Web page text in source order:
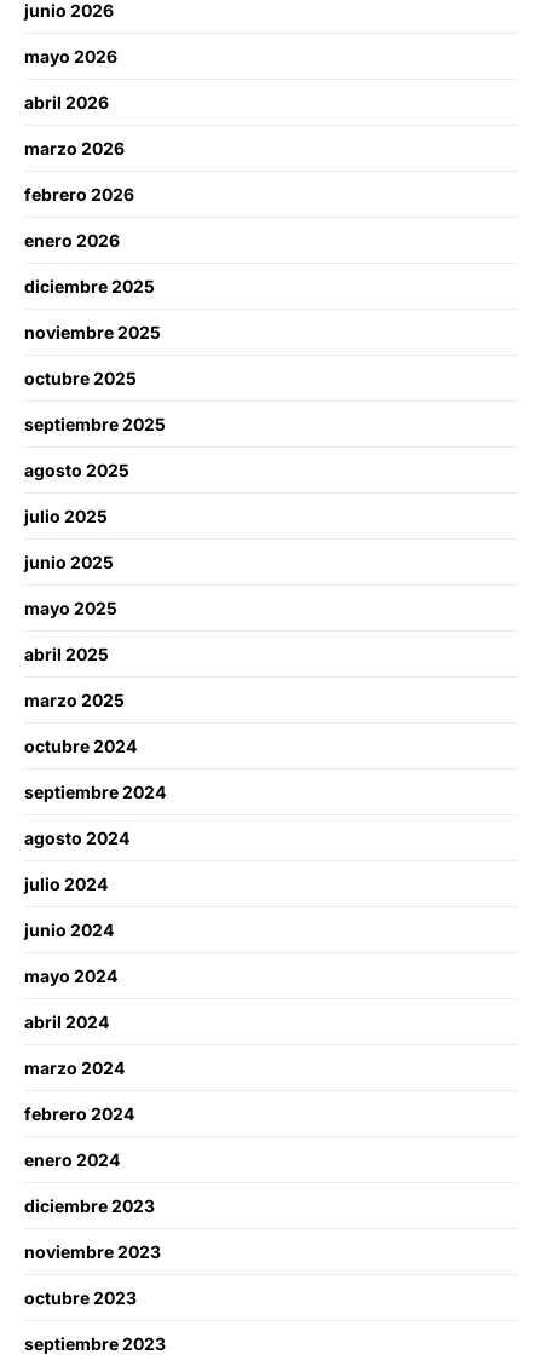
junio 2026
mayo 2026
abril 2026
marzo 2026
febrero 2026
enero 2026
diciembre 2025
noviembre 2025
octubre 2025
septiembre 2025
agosto 2025
julio 2025
junio 2025
mayo 2025
abril 2025
marzo 2025
octubre 2024
septiembre 2024
agosto 2024
julio 2024
junio 2024
mayo 2024
abril 2024
marzo 2024
febrero 2024
enero 2024
diciembre 2023
noviembre 2023
octubre 2023
septiembre 2023